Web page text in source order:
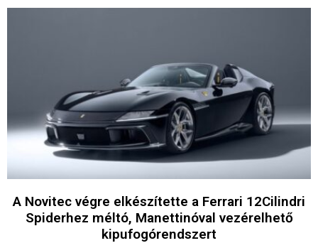
A Novitec végre elkészítette a Ferrari 12Cilindri
Spiderhez méltó, Manettinóval vezérelhető
kipufogórendszert